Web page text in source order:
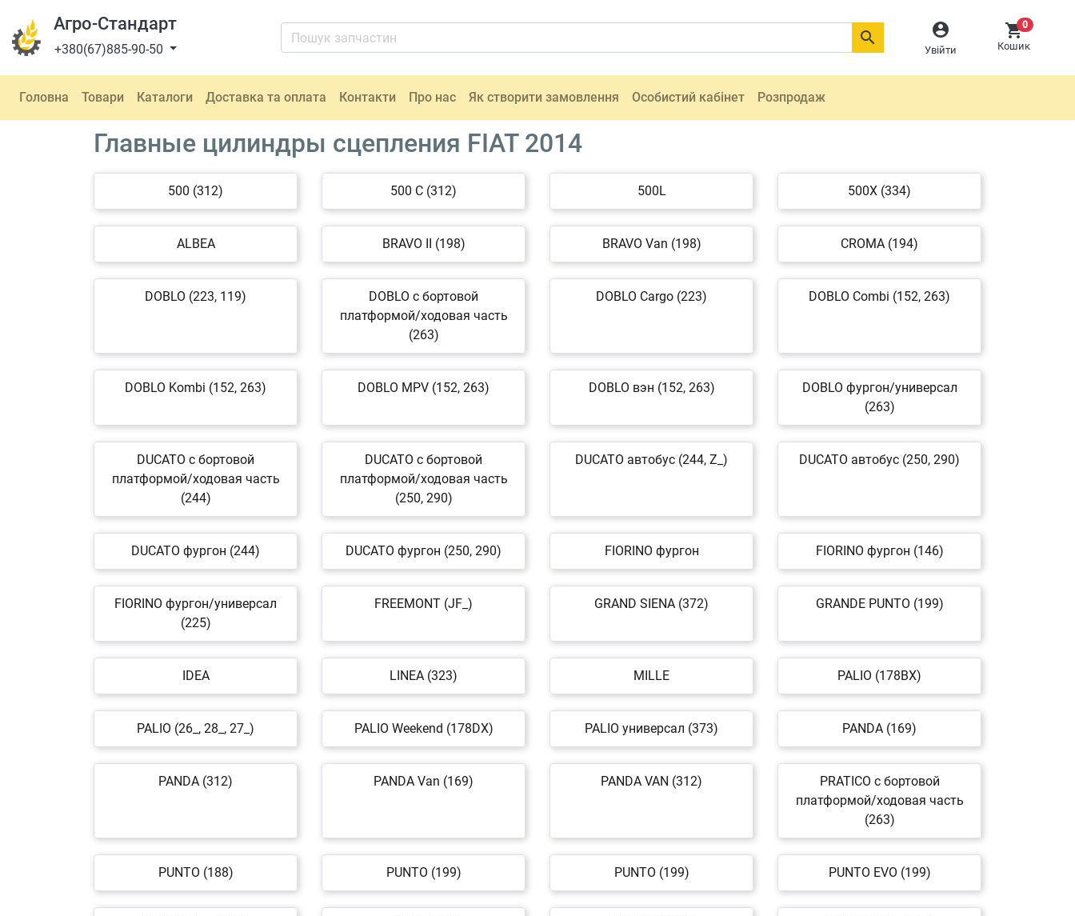
Агро-Стандарт
+380(67)885-90-50

Увійти
0
Кошик

Головна Товари Каталоги Доставка та оплата Контакти Про нас Як створити замовлення Особистий кабінет Розпродаж
Главные цилиндры сцепления FIAT 2014
500 (312) 500 C (312) 500L 500X (334)
ALBEA BRAVO II (198) BRAVO Van (198) CROMA (194)
DOBLO (223, 119)
DOBLO c бортовой
платформой/ходовая часть
(263)
DOBLO Cargo (223) DOBLO Combi (152, 263)
DOBLO Kombi (152, 263) DOBLO MPV (152, 263) DOBLO вэн (152, 263)
DOBLO фургон/универсал
(263)
DUCATO c бортовой
платформой/ходовая часть
(244)
DUCATO c бортовой
платформой/ходовая часть
(250, 290)
DUCATO автобус (244, Z_) DUCATO автобус (250, 290)
DUCATO фургон (244) DUCATO фургон (250, 290) FIORINO фургон FIORINO фургон (146)
FIORINO фургон/универсал
(225)
FREEMONT (JF_) GRAND SIENA (372) GRANDE PUNTO (199)
IDEA LINEA (323) MILLE PALIO (178BX)
PALIO (26_, 28_, 27_) PALIO Weekend (178DX) PALIO универсал (373) PANDA (169)
PANDA (312) PANDA Van (169) PANDA VAN (312)
PRATICO c бортовой
платформой/ходовая часть
(263)
PUNTO (188) PUNTO (199) PUNTO (199) PUNTO EVO (199)